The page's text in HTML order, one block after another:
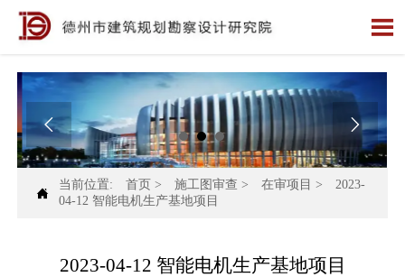

 

当前位置: 首页 > 施工图审查 > 在审项目 >
2023-
04-12 智能电机生产基地项目
2023-04-12 智能电机生产基地项目